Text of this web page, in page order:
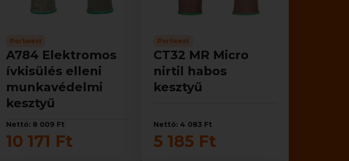
Portwest
A784 Elektromos
ívkisülés elleni
munkavédelmi
kesztyű
Nettó: 8 009 Ft
10 171 Ft
Portwest
CT32 MR Micro
nirtil habos
kesztyű
Nettó: 4 083 Ft
5 185 Ft